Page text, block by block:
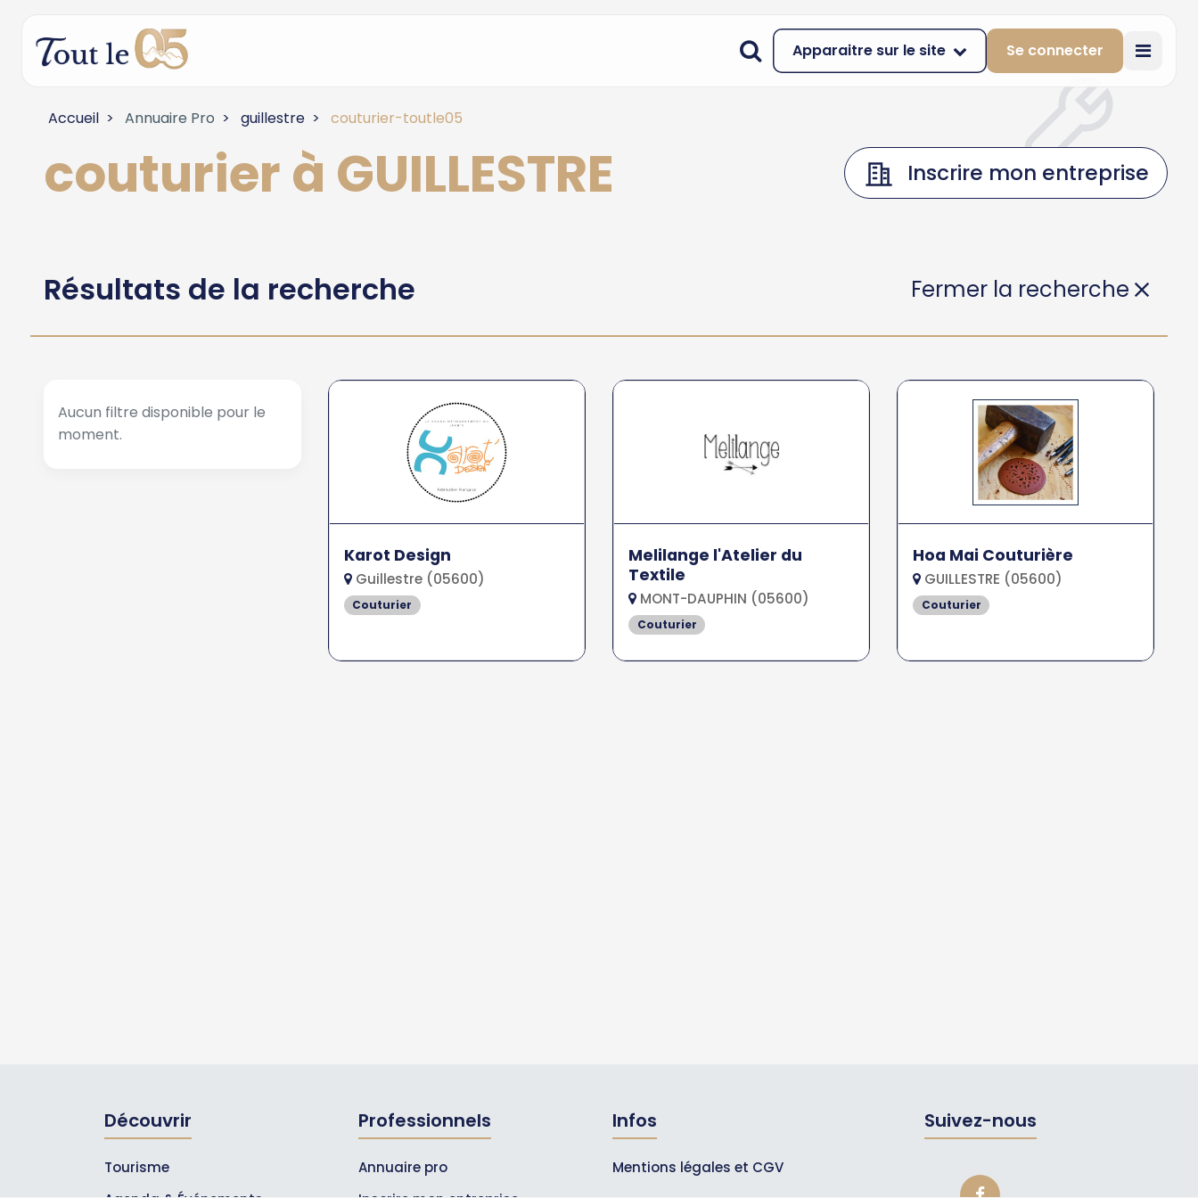
Apparaitre sur le site Se connecter
Accueil Annuaire Pro guillestre couturier-toutle05
couturier à GUILLESTRE Inscrire mon entreprise
Résultats de la recherche Fermer la recherche
Aucun filtre disponible pour le
moment.
Karot Design
Guillestre (05600)
Couturier
Melilange l'Atelier du
Textile
MONT-DAUPHIN (05600)
Couturier
Hoa Mai Couturière
GUILLESTRE (05600)
Couturier
Découvrir
Tourisme
Professionnels
Annuaire pro
Infos
Mentions légales et CGV
Suivez-nous